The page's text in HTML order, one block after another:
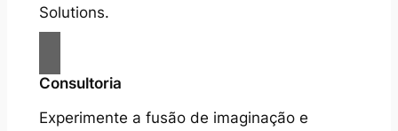
Solutions.
Consultoria
Experimente a fusão de imaginação e